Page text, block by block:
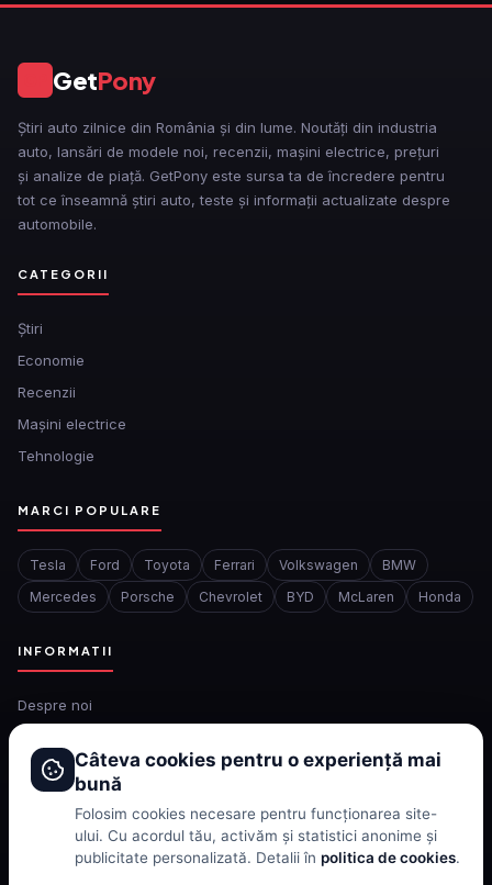
GetPony
Știri auto zilnice din România și din lume. Noutăți din industria
auto, lansări de modele noi, recenzii, mașini electrice, prețuri
și analize de piață. GetPony este sursa ta de încredere pentru
tot ce înseamnă știri auto, teste și informații actualizate despre
automobile.
CATEGORII
Ştiri
Economie
Recenzii
Mașini electrice
Tehnologie
MARCI POPULARE
Tesla Ford Toyota Ferrari Volkswagen
BMW
Mercedes
Porsche Chevrolet BYD McLaren Honda
INFORMATII
Despre noi
Contact
Politica de cookies
Termeni si conditii
Câteva cookies pentru o experiență mai
bună
Folosim cookies necesare pentru funcționarea site-
ului. Cu acordul tău, activăm și statistici anonime și
publicitate personalizată. Detalii în politica de cookies.